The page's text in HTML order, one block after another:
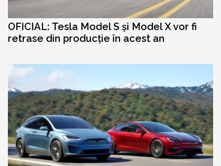
OFICIAL: Tesla Model S și Model X vor fi
retrase din producție în acest an